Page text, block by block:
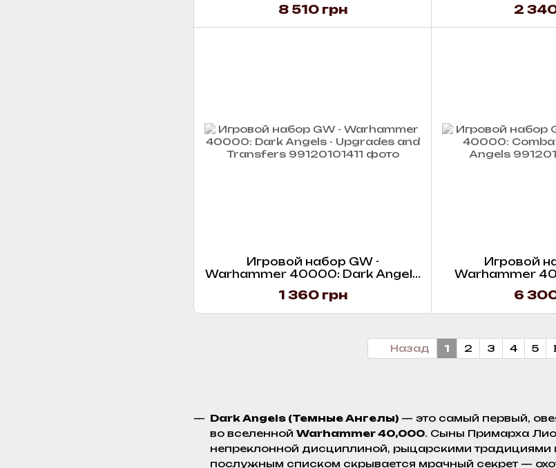
Dark Angels (Темные Ангелы) — это самый первый,
во вселенной Warhammer 40,000. Сыны Примарха
непреклонной дисциплиной, рыцарскими
послужным списком скрывается мрачный секрет —
8 510 грн 2
Игровой набор GW -
Warhammer 40000: Dark Angels
1 360 грн
Игровой
Warhammer
6
Назад 1 2 3 4 5